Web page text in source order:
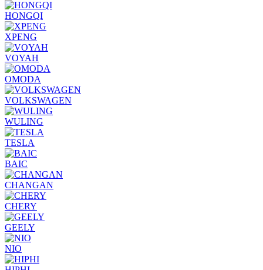
HONGQI
XPENG
VOYAH
OMODA
VOLKSWAGEN
WULING
TESLA
BAIC
CHANGAN
CHERY
GEELY
NIO